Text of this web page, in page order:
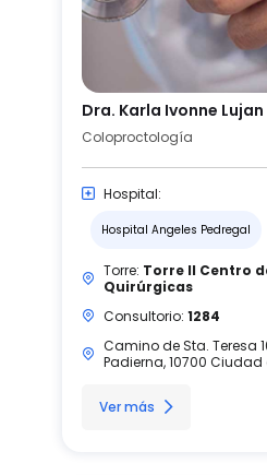
Dra. Karla Ivonne
Coloproctología
Hospital:
Hospital Angeles Pedregal
Torre: Torre II Centro
Quirúrgicas
Consultorio: 1284
Camino de Sta. Teresa
Padierna, 10700 Ciudad
Ver más